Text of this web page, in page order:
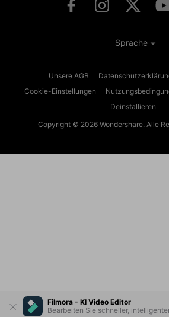
Filmora - KI Video Editor
Bearbeiten Sie schneller,
Unsere AGB
Cookie-Einstellungen
Deinstallieren
Copyright © 2026 Wondershare. Alle
Sprache